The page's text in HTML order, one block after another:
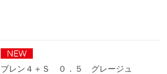
ブレン４＋Ｓ ０．５ グレージュ